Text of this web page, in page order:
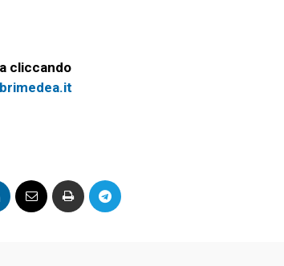
cliccando